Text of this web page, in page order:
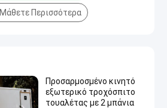
Μάθετε Περισσότερα
Προσαρμοσμένο κινητό
εξωτερικό τροχόσπιτο
τουαλέτας με 2 μπάνια